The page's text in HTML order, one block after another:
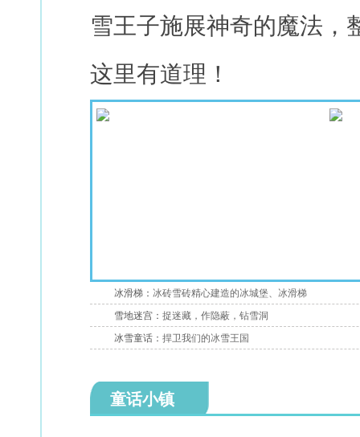
雪王子施展神奇的魔法，
这里有道理！
冰滑梯： 冰砖雪砖精心建造的冰城堡、冰滑梯
雪地迷宫： 捉迷藏，作隐蔽，钻雪洞
冰雪童话： 捍卫我们的冰雪王国
童话小镇